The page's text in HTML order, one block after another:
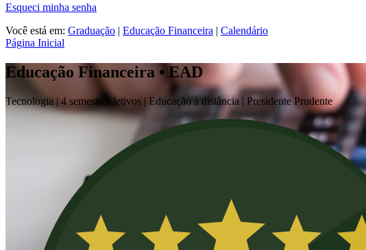
Esqueci minha senha
Você está em: Graduação | Educação Financeira | Calendário
Página Inicial
Educação Financeira • EAD
Tecnologia |4 semestres letivos | Educação a distância | Presidente Prudente